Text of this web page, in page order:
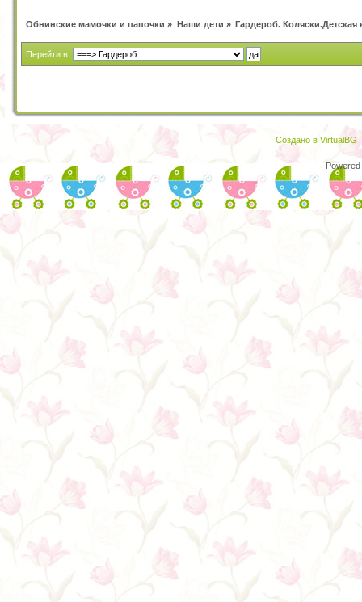
Обнинские мамочки и папочки » Наши дети » Гардероб. Коляски.Детская
Перейти в:
Создано в VirtualBG